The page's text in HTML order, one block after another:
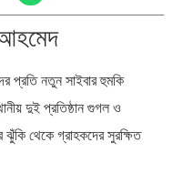
প্রতি নতুন সাইবার হুমকি
দুই প্রতিষ্ঠান গুগল ও
ঝুঁকি থেকে গ্রাহকদের সুরক্ষিত